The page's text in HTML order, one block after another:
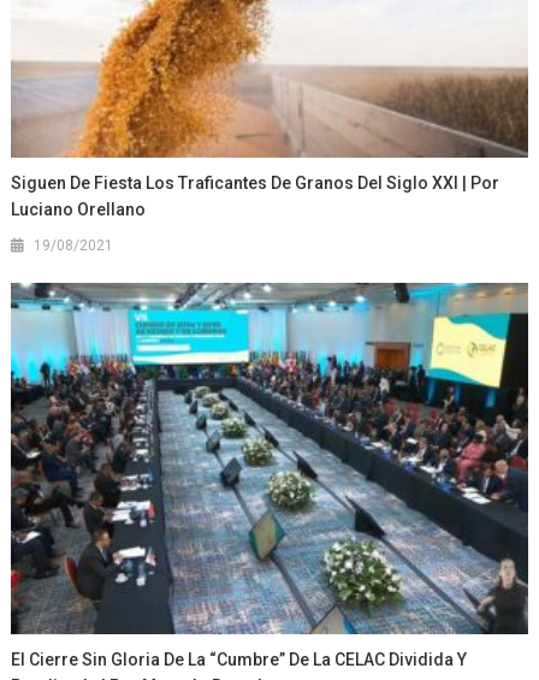
Siguen De Fiesta Los Traficantes De Granos Del Siglo XXI | Por
Luciano Orellano
19/08/2021
El Cierre Sin Gloria De La “cumbre” De La CELAC Dividida Y